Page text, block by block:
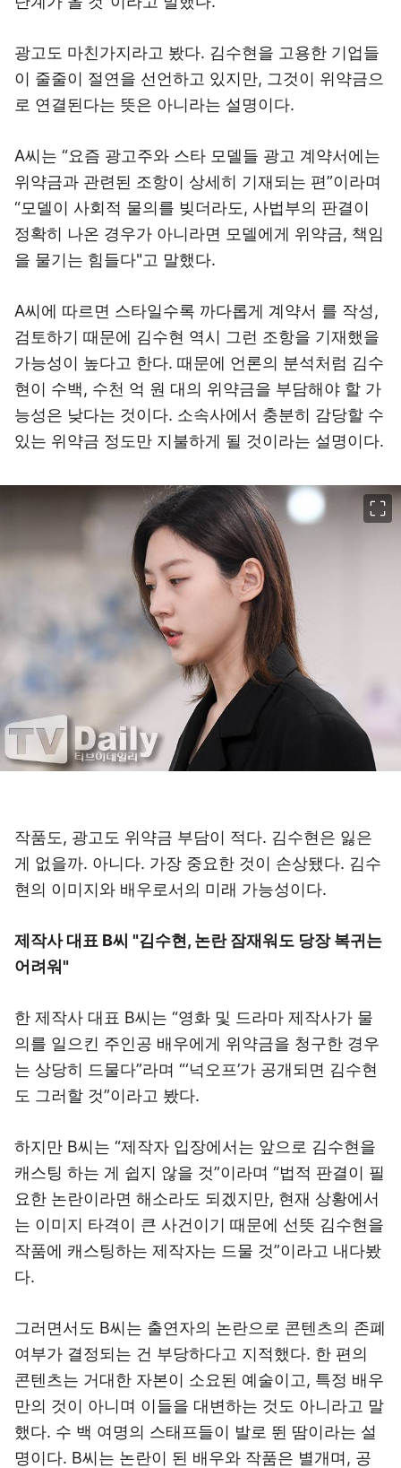
광고도 마친가지라고 봤다. 김수현을 고용한 기업들
이 줄줄이 절연을 선언하고 있지만, 그것이 위약금으
로 연결된다는 뜻은 아니라는 설명이다.
A씨는 “요즘 광고주와 스타 모델들 광고 계약서에는
위약금과 관련된 조항이 상세히 기재되는 편”이라며
“모델이 사회적 물의를 빚더라도, 사법부의 판결이
정확히 나온 경우가 아니라면 모델에게 위약금, 책임
을 물기는 힘들다"고 말했다.
A씨에 따르면 스타일수록 까다롭게 계약서 를 작성,
검토하기 때문에 김수현 역시 그런 조항을 기재했을
가능성이 높다고 한다. 때문에 언론의 분석처럼 김수
현이 수백, 수천 억 원 대의 위약금을 부담해야 할 가
능성은 낮다는 것이다. 소속사에서 충분히 감당할 수
있는 위약금 정도만 지불하게 될 것이라는 설명이다.
작품도, 광고도 위약금 부담이 적다. 김수현은 잃은
게 없을까. 아니다. 가장 중요한 것이 손상됐다. 김수
현의 이미지와 배우로서의 미래 가능성이다.
제작사 대표 B씨 "김수현, 논란 잠재워도 당장 복귀는
어려워"
한 제작사 대표 B씨는 “영화 및 드라마 제작사가 물
의를 일으킨 주인공 배우에게 위약금을 청구한 경우
는 상당히 드물다”라며 “‘넉오프’가 공개되면 김수현
도 그러할 것”이라고 봤다.
하지만 B씨는 “제작자 입장에서는 앞으로 김수현을
캐스팅 하는 게 쉽지 않을 것”이라며 “법적 판결이 필
요한 논란이라면 해소라도 되겠지만, 현재 상황에서
는 이미지 타격이 큰 사건이기 때문에 선뜻 김수현을
작품에 캐스팅하는 제작자는 드물 것”이라고 내다봤
다.
그러면서도 B씨는 출연자의 논란으로 콘텐츠의 존폐
여부가 결정되는 건 부당하다고 지적했다. 한 편의
콘텐츠는 거대한 자본이 소요된 예술이고, 특정 배우
만의 것이 아니며 이들을 대변하는 것도 아니라고 말
했다. 수 백 여명의 스태프들이 발로 뛴 땀이라는 설
명이다. B씨는 논란이 된 배우와 작품은 별개며, 공